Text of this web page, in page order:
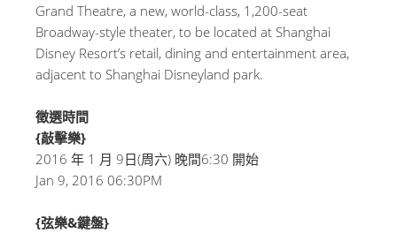
Grand Theatre, a new, world-class, 1,200-seat
Broadway-style theater, to be located at Shanghai
Disney Resort’s retail, dining and entertainment area,
adjacent to Shanghai Disneyland park.
徵選時間
{敲擊樂}
2016 年 1 月 9日(周六) 晚間6:30 開始
Jan 9, 2016 06:30PM
{弦樂&鍵盤}